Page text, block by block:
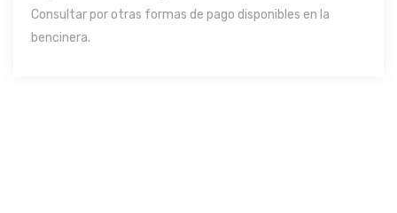
Consultar por otras formas de pago disponibles en la
bencinera.